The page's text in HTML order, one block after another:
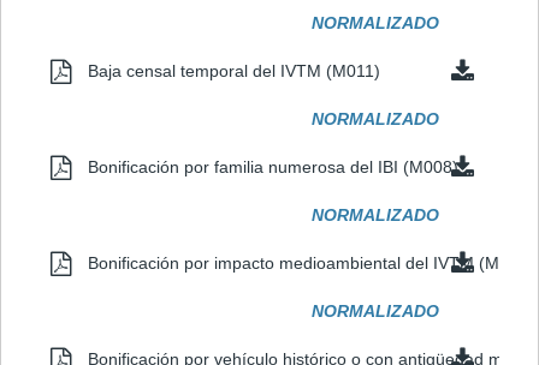
NORMALIZADO
Baja censal temporal del IVTM (M011)
NORMALIZADO
Bonificación por familia numerosa del IBI (M008)
NORMALIZADO
Bonificación por impacto medioambiental del IVTM (M007)
NORMALIZADO
Bonificación por vehículo histórico o con antigüedad